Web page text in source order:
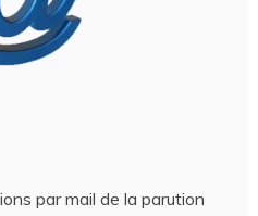
par mail de la parution